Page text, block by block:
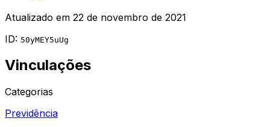
Atualizado em 22 de novembro de 2021
ID: 50yMEY5uUg
Vinculações
Categorias
Previdência